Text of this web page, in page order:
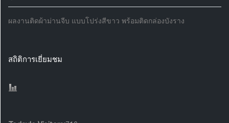
ผลงานติดผ้าม่านจีบ แบบโปร่งสีขาว พร้อมติดกล่องบังราง
สถิติการเยี่ยมชม